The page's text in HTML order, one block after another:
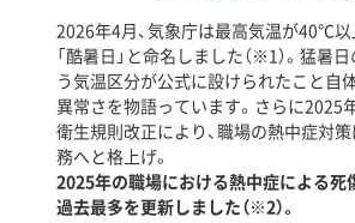
2026年4月、気象庁は最高気温が40℃
「酷暑日」と命名しました（※1）。猛暑
う気温区分が公式に設けられたこと自
異常さを物語っています。さらに2025
衛生規則改正により、職場の熱中症対
務へと格上げ。
2025年の職場における熱中症による死
過去最多を更新しました（※2）。